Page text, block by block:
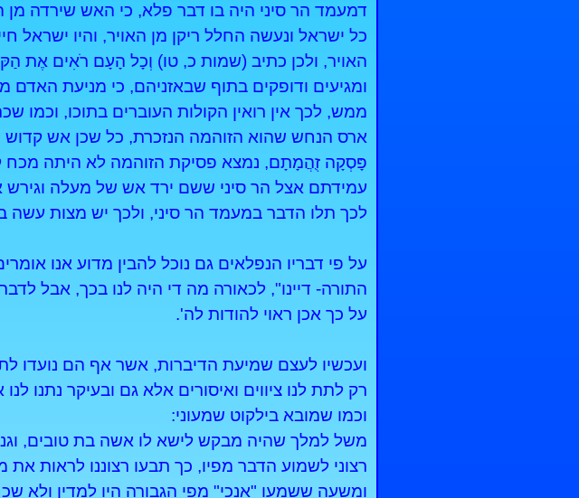
דמעמד הר סיני היה בו דבר פלא, כי האש שירדה
כל ישראל ונעשה החלל ריקן מן האויר, והיו
האויר, ולכן כתיב (שמות כ, טו) וְכָל הָעָם רֹאִים אֶת
ומגיעים ודופקים בתוף שבאזניהם, כי מניעת
ממש, לכך אין רואין הקולות העוברים בתוכו, וכמו
ארס הנחש שהוא הזוהמה הנזכרת, כל שכן אש קדוש
פָּסְקָה זֻהֲמָתָם, נמצא פסיקת הזוהמה לא היתה
עמידתם אצל הר סיני ששם ירד אש של מעלה
לכך תלו הדבר במעמד הר סיני, ולכך יש מצות עשה
על פי דבריו הנפלאים גם נוכל להבין מדוע אנו
התורה- דיינו", לכאורה מה די היה לנו בכך, אבל
על כך אכן ראוי להודות לה'.
ועכשיו לעצם שמיעת הדיברות, אשר אף הם נועדו
רק לתת לנו ציווים ואיסורים אלא גם ובעיקר נתנו
וכמו שמובא בילקוט שמעוני:
משל למלך שהיה מבקש לישא לו אשה בת טובים,
רצוני לשמוע הדבר מפיו, כך תבעו רצוננו לראות
ומשעה ששמעו "אנכי" מפי הגבורה היו למדין ולא